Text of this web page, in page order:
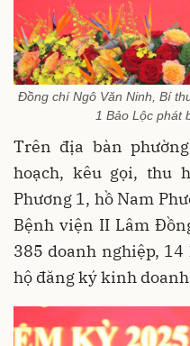
Đồng chí Ngô Văn Ninh, Bí
1 Bảo Lộc phát
Trên địa bàn
hoạch, kêu gọi, thu
Phương 1, hồ Nam
Bệnh viện II Lâm
385 doanh nghiệp, 14
hộ đăng ký kinh